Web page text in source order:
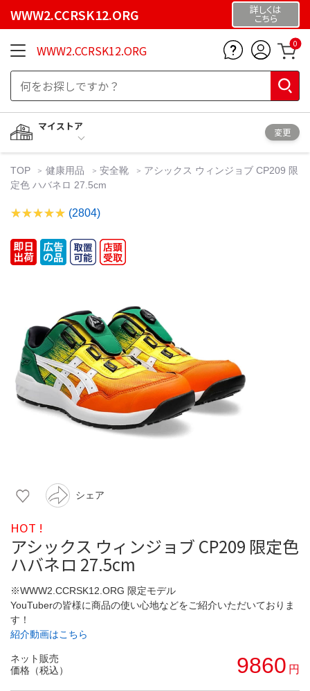
WWW2.CCRSK12.ORG 詳しくは
こちら
WWW2.CCRSK12.ORG 0
マイストア
変更
TOP 健康用品 安全靴
アシックス ウィンジョブ CP209 限
定色 ハバネロ 27.5cm
(2804)
シェア
HOT !
アシックス ウィンジョブ CP209 限定色
ハバネロ 27.5cm
※WWW2.CCRSK12.ORG 限定モデル
YouTuberの皆様に商品の使い心地などをご紹介いただいておりま
す！
紹介動画はこちら
ネット販売
価格（税込）
9860 円